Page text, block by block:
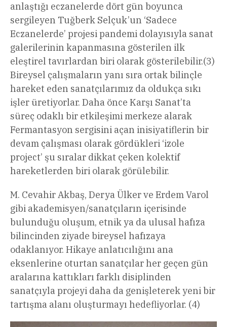
anlaştığı eczanelerde dört gün boyunca
sergileyen Tuğberk Selçuk’un ‘Sadece
Eczanelerde’ projesi pandemi dolayısıyla sanat
galerilerinin kapanmasına gösterilen ilk
eleştirel tavırlardan biri olarak gösterilebilir.(3)
Bireysel çalışmaların yanı sıra ortak bilinçle
hareket eden sanatçılarımız da oldukça sıkı
işler üretiyorlar. Daha önce Karşı Sanat’ta
süreç odaklı bir etkileşimi merkeze alarak
Fermantasyon sergisini açan inisiyatiflerin bir
devam çalışması olarak gördükleri ‘izole
project’ şu sıralar dikkat çeken kolektif
hareketlerden biri olarak görülebilir.
M. Cevahir Akbaş, Derya Ülker ve Erdem Varol
gibi akademisyen/sanatçıların içerisinde
bulunduğu oluşum, etnik ya da ulusal hafıza
bilincinden ziyade bireysel hafızaya
odaklanıyor. Hikaye anlatıcılığını ana
eksenlerine oturtan sanatçılar her geçen gün
aralarına kattıkları farklı disiplinden
sanatçıyla projeyi daha da genişleterek yeni bir
tartışma alanı oluşturmayı hedefliyorlar. (4)